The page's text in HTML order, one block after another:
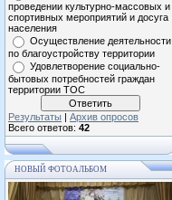
проведении культурно-массовых и
спортивных мероприятий и досуга
населения
Осуществление деятельности
по благоустройству территории
Удовлетворение социально-
бытовых потребностей граждан
территории ТОС
Результаты | Архив опросов
Всего ответов: 42
НОВЫЙ ФОТОАЛЬБОМ